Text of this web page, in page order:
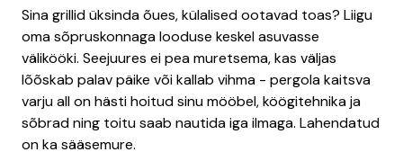
Sina grillid üksinda õues, külalised ootavad toas? Liigu
oma sõpruskonnaga looduse keskel asuvasse
välikööki. Seejuures ei pea muretsema, kas väljas
lõõskab palav päike või kallab vihma - pergola kaitsva
varju all on hästi hoitud sinu mööbel, köögitehnika ja
sõbrad ning toitu saab nautida iga ilmaga. Lahendatud
on ka sääsemure.